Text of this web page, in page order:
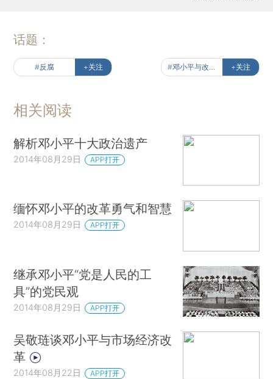
话题：
#反腐 +关注 +关注
相关阅读
解析邓小平十大政治遗产
2014年08月29日 APP打开
缅怀邓小平的改革勇气和智慧
2014年08月29日 APP打开
继承邓小平“党是人民的工
具”的党民观
2014年08月29日 APP打开
吴敬琏谈邓小平与市场经济改
革
2014年08月22日 APP打开